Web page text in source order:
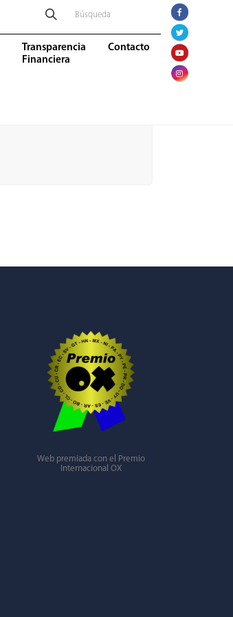
Transparencia
Financiera
Contacto
Web premiada con el Premio
Internacional OX